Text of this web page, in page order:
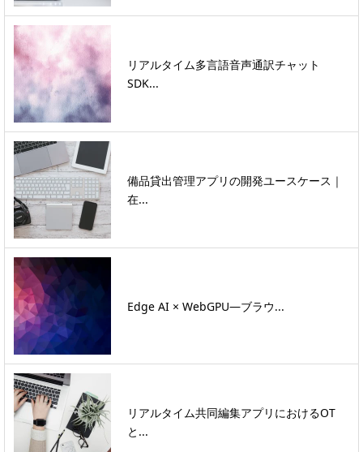
リアルタイム多言語音声通訳チャット
SDK...
備品貸出管理アプリの開発ユースケース｜
在...
Edge AI × WebGPU―ブラウ...
リアルタイム共同編集アプリにおけるOT
と...